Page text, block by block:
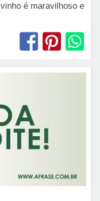
é maravilhoso e